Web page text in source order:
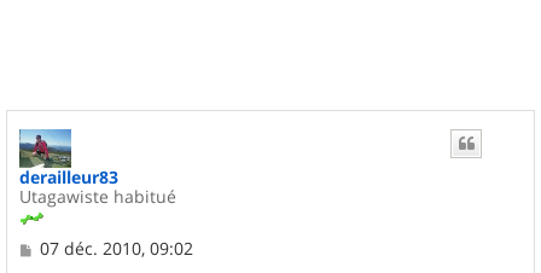
derailleur83
Utagawiste habitué
M
07 déc. 2010, 09:02